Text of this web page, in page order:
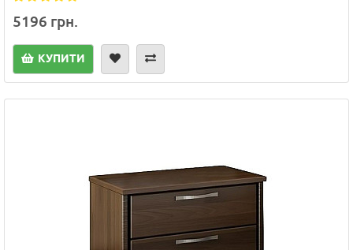
5196 грн.
КУПИТИ